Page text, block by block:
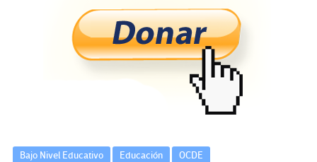
tt
er
gr
a
m
ke
dI
n
ail m
p
ar
tir
Bajo Nivel Educativo Educación
OCDE